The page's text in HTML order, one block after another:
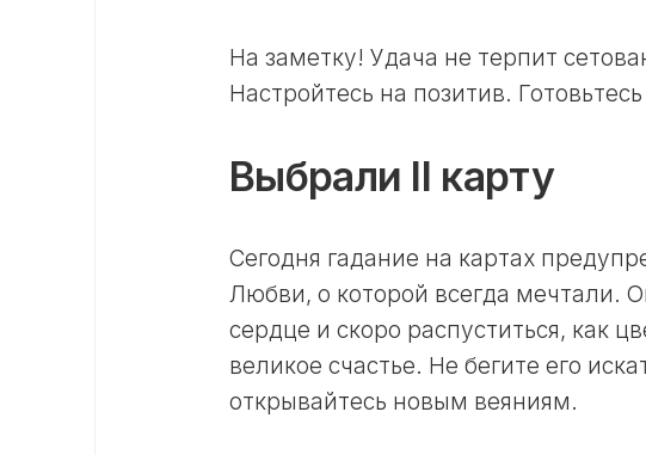
ЛУННЫЙ
На заметку! Удача не терпит
Настройтесь на позитив.
Выбрали II карту
Сегодня гадание на картах
Любви, о которой всегда мечтали.
сердце и скоро распуститься, как
великое счастье. Не бегите его
открывайтесь новым веяниям.